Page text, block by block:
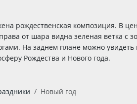
рождественская композиция. В
от шара видна зеленая ветка с
На заднем плане можно
Рождества и Нового года.
Новый год